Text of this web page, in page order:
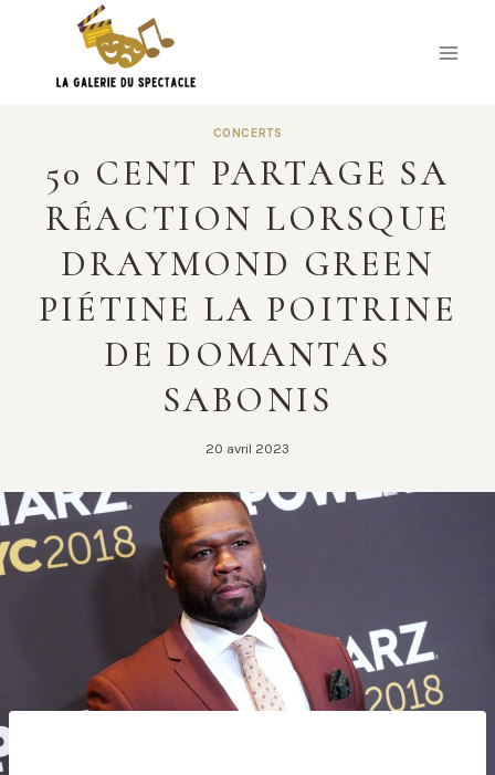
content
CONCERTS
50 CENT PARTAGE SA
RÉACTION LORSQUE
DRAYMOND GREEN
PIÉTINE LA POITRINE
DE DOMANTAS
SABONIS
20 avril 2023